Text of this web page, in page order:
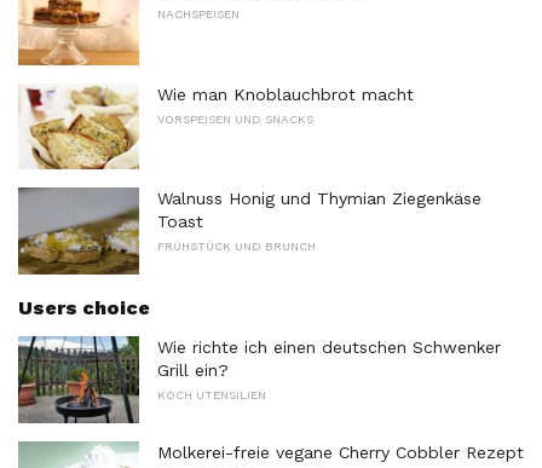
NACHSPEISEN
Wie man Knoblauchbrot macht
VORSPEISEN UND SNACKS
Walnuss Honig und Thymian Ziegenkäse
Toast
FRÜHSTÜCK UND BRUNCH
Users choice
Wie richte ich einen deutschen Schwenker
Grill ein?
KOCH UTENSILIEN
Molkerei-freie vegane Cherry Cobbler Rezept